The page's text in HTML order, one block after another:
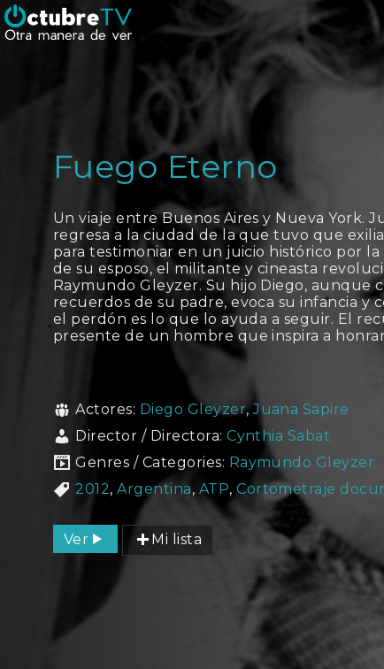
Fuego Eterno
Un viaje entre Buenos Aires y Nueva York.
regresa a la ciudad de la que tuvo que
para testimoniar en un juicio histórico por la
de su esposo, el militante y cineasta
Raymundo Gleyzer. Su hijo Diego, aunque
recuerdos de su padre, evoca su infancia y
el perdón es lo que lo ayuda a seguir. El
presente de un hombre que inspira a
Actores: Diego Gleyzer,Juana Sapire
Director / Directora: Cynthia Sabat
Genres / Categories: Raymundo Gleyzer
2012,Argentina, ATP, Cortometraje
Ver Mi lista